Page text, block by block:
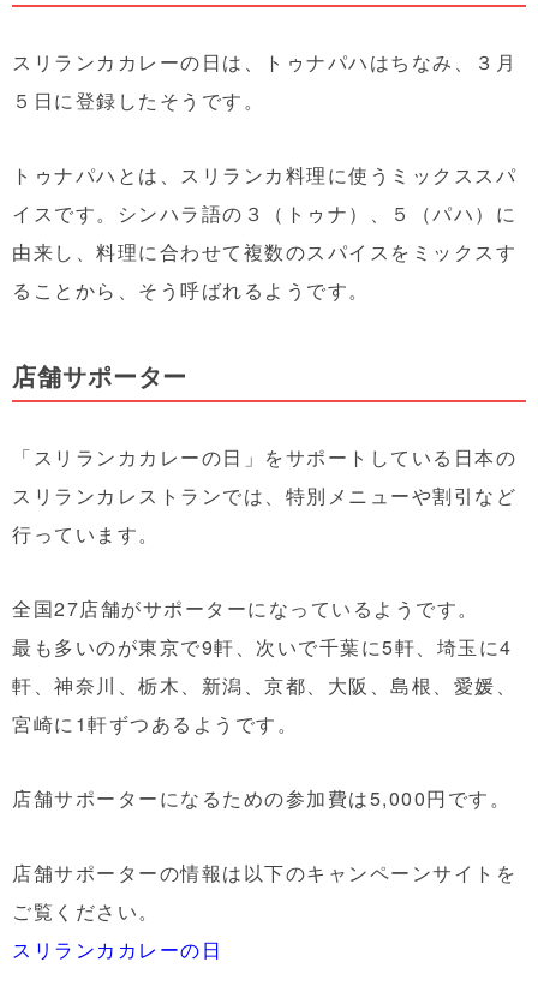
スリランカカレーの日は、トゥナパハはちなみ、３月
５日に登録したそうです。
トゥナパハとは、スリランカ料理に使うミックススパ
イスです。シンハラ語の３（トゥナ）、５（パハ）に
由来し、料理に合わせて複数のスパイスをミックスす
ることから、そう呼ばれるようです。
店舗サポーター
「スリランカカレーの日」をサポートしている日本の
スリランカレストランでは、特別メニューや割引など
行っています。
全国27店舗がサポーターになっているようです。
最も多いのが東京で9軒、次いで千葉に5軒、埼玉に4
軒、神奈川、栃木、新潟、京都、大阪、島根、愛媛、
宮崎に1軒ずつあるようです。
店舗サポーターになるための参加費は5,000円です。
店舗サポーターの情報は以下のキャンペーンサイトを
ご覧ください。
スリランカカレーの日